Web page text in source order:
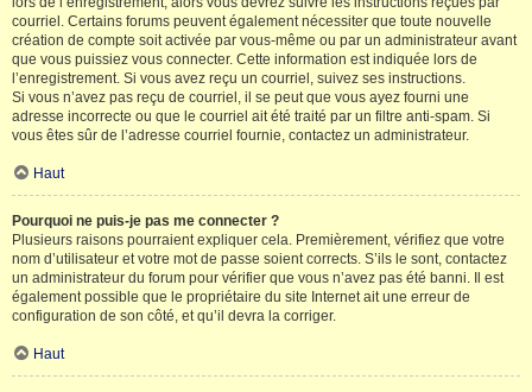
courriel. Certains forums peuvent également nécessiter que toute nouvelle
création de compte soit activée par vous-même ou par un administrateur avant
que vous puissiez vous connecter. Cette information est indiquée lors de
l’enregistrement. Si vous avez reçu un courriel, suivez ses instructions.
Si vous n’avez pas reçu de courriel, il se peut que vous ayez fourni une
adresse incorrecte ou que le courriel ait été traité par un filtre anti-spam. Si
vous êtes sûr de l’adresse courriel fournie, contactez un administrateur.
Haut
Pourquoi ne puis-je pas me connecter ?
Plusieurs raisons pourraient expliquer cela. Premièrement, vérifiez que votre
nom d’utilisateur et votre mot de passe soient corrects. S’ils le sont, contactez
un administrateur du forum pour vérifier que vous n’avez pas été banni. Il est
également possible que le propriétaire du site Internet ait une erreur de
configuration de son côté, et qu’il devra la corriger.
Haut